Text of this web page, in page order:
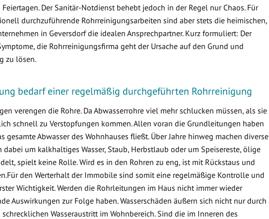
Der Sanitär-Notdienst behebt jedoch in der Regel nur Chaos. Für
durchzuführende Rohrreinigungsarbeiten sind aber stets die heimischen,
in Geversdorf die idealen Ansprechpartner. Kurz formuliert: Der
die Rohrreinigungsfirma geht der Ursache auf den Grund und
zu lösen.
bedarf einer regelmäßig durchgeführten Rohrreinigung
verengen die Rohre. Da Abwasserrohre viel mehr schlucken müssen, als sie
schnell zu Verstopfungen kommen. Allen voran die Grundleitungen haben
gesamte Abwasser des Wohnhauses fließt. Über Jahre hinweg machen diverse
dabei um kalkhaltiges Wasser, Staub, Herbstlaub oder um Speisereste, ölige
spielt keine Rolle. Wird es in den Rohren zu eng, ist mit Rückstaus und
den Werterhalt der Immobile sind somit eine regelmäßige Kontrolle und
Wichtigkeit. Werden die Rohrleitungen im Haus nicht immer wieder
Auswirkungen zur Folge haben. Wasserschäden äußern sich nicht nur durch
Wasseraustritt im Wohnbereich. Sind die im Inneren des